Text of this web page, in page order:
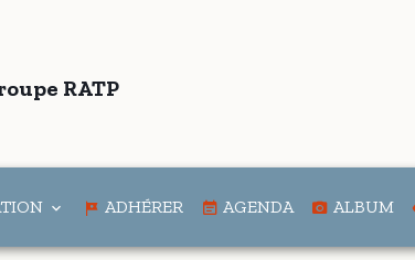
RATP
ADHÉRER AGENDA ALBUM